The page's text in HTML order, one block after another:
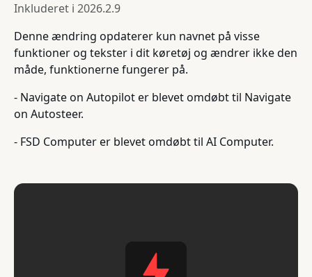
Inkluderet i 2026.2.9
Denne ændring opdaterer kun navnet på visse
funktioner og tekster i dit køretøj og ændrer ikke den
måde, funktionerne fungerer på.
- Navigate on Autopilot er blevet omdøbt til Navigate
on Autosteer.
- FSD Computer er blevet omdøbt til AI Computer.